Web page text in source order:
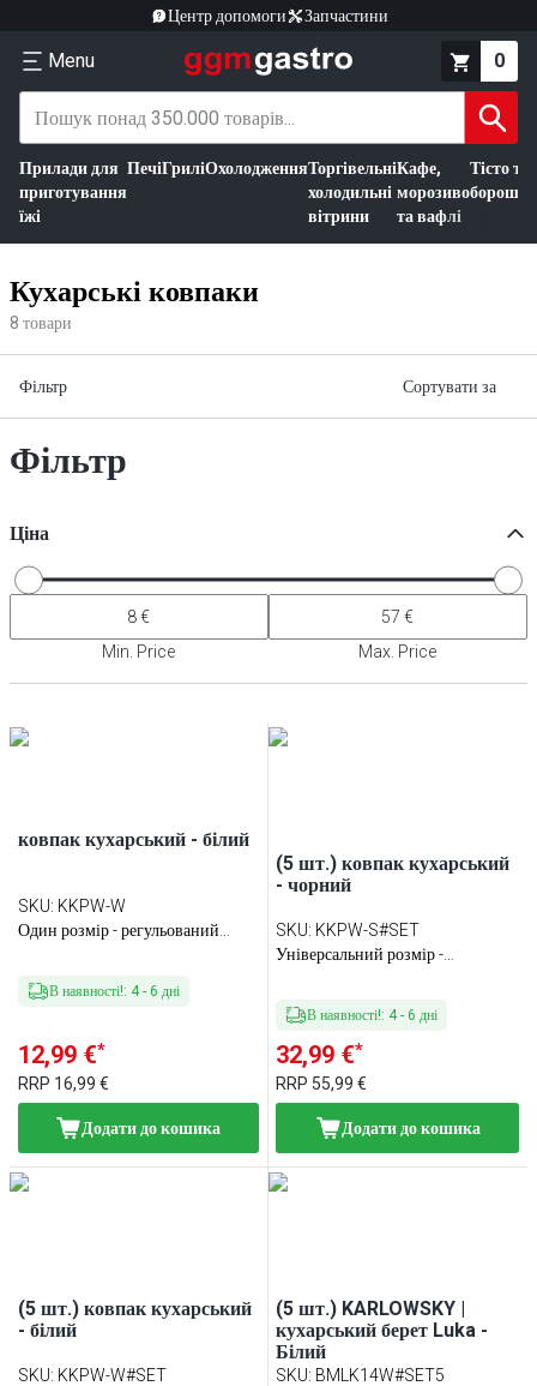
Центр допомоги Запчастини
Menu 0
Прилади для
приготування
їжі
ПечіГриліОхолодженняТоргівельні
холодильні
вітрини
Кафе,
морозиво
та вафлі
Тісто та
борошно
Кухарські ковпаки
8 товари
Фільтр Сортувати за
Фільтр
Ціна
Min. Price Max. Price
ковпак кухарський - білий
SKU: KKPW-W
Один розмір - регульований
В наявності!: 4- 6 дні
12,99 €*
RRP 16,99 €
Додати до кошика
(5 шт.) ковпак кухарський
- чорний
SKU: KKPW-S#SET
Універсальний розмір -
В наявності!: 4- 6 дні
32,99 €*
RRP 55,99 €
Додати до кошика
(5 шт.) ковпак кухарський
- білий
SKU: KKPW-W#SET
(5 шт.) KARLOWSKY |
кухарський берет Luka -
Білий
SKU: BMLK14W#SET5